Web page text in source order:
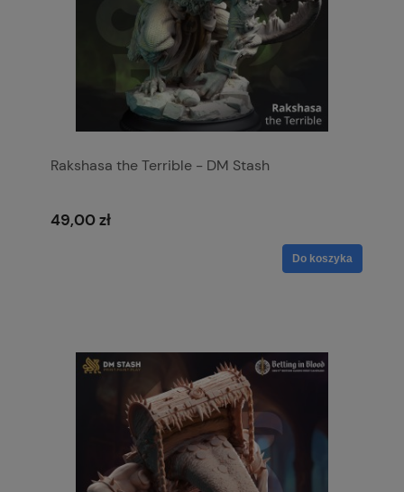
Rakshasa the Terrible - DM Stash
49,00 zł
Do koszyka